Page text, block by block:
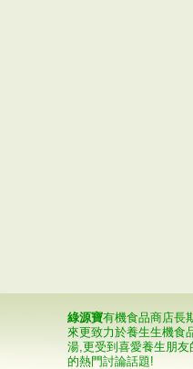
綠源寶有機食品商店長
來更致力於養生生機食
湯,更受到喜愛養生朋
的熱門討論話題!